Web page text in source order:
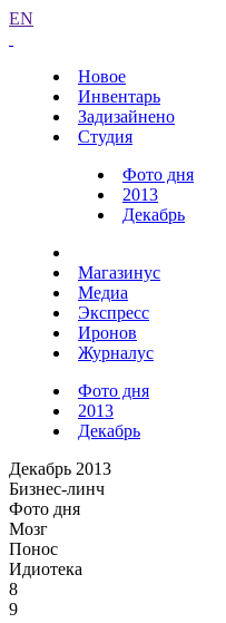
EN
Новое
Инвентарь
Задизайнено
Студия
Фото дня
2013
Декабрь
Магазинус
Медиа
Экспресс
Иронов
Журналус
Фото дня
2013
Декабрь
Декабрь 2013
Бизнес-линч
Фото дня
Мозг
Понос
Идиотека
8
9